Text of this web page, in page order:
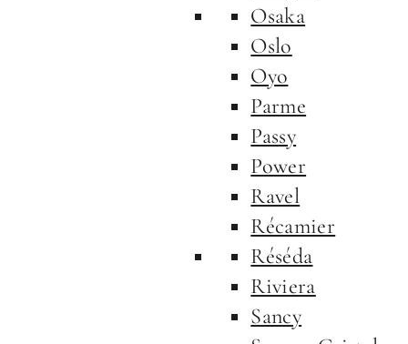
Osaka
Oslo
Oyo
Parme
Passy
Power
Ravel
Récamier
Réséda
Riviera
Sancy